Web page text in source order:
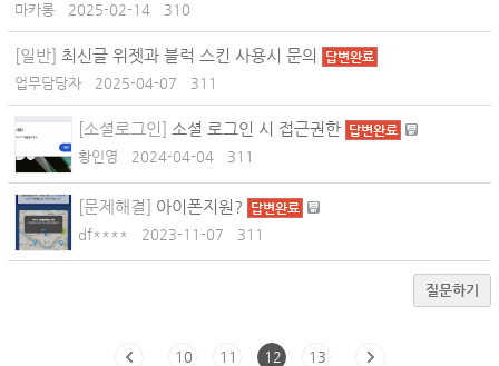
마카롱 2025-02-14 310
[일반] 최신글 위젯과 블럭 스킨 사용시 문의 답변완료
업무담당자 2025-04-07 311
[소셜로그인] 소셜 로그인 시 접근권한 답변완료
황인영 2024-04-04 311
[문제해결] 아이폰지원? 답변완료
df**** 2023-11-07 311
질문하기
10 11 12 13